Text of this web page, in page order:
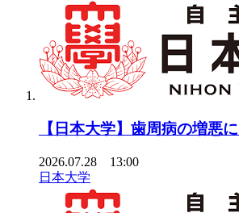
【日本大学】歯周病の増悪
2026.07.28 13:00
日本大学